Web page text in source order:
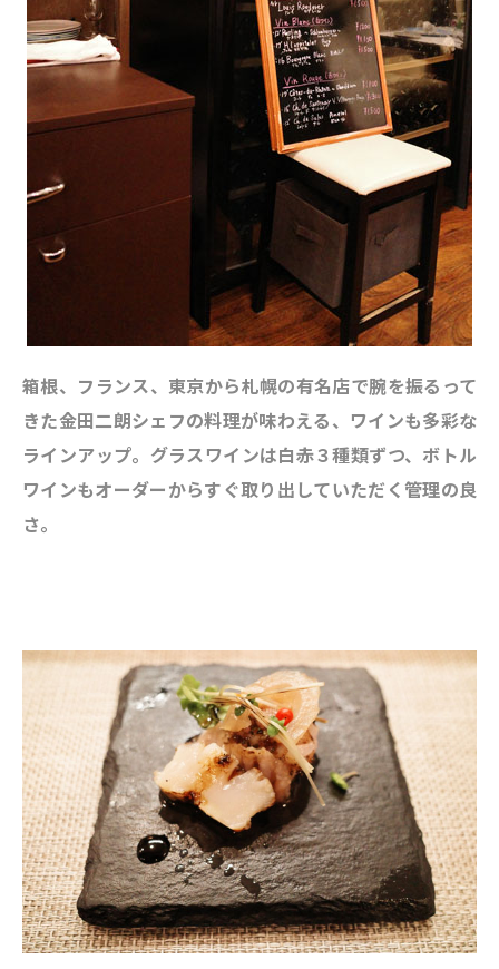
箱根、フランス、東京から札幌の有名店で腕を振るって
きた金田二朗シェフの料理が味わえる、ワインも多彩な
ラインアップ。グラスワインは白赤３種類ずつ、ボトル
ワインもオーダーからすぐ取り出していただく管理の良
さ。